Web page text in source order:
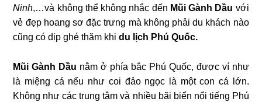
Ninh,…và không thể không nhắc đến Mũi Gành Dầu với
vẻ đẹp hoang sơ đặc trưng mà không phải du khách nào
cũng có dịp ghé thăm khidu lịch Phú Quốc.
Mũi Gành Dầu nằm ở phía bắc Phú Quốc, được ví như
là miệng cá nếu như coi đảo ngọc là một con cá lớn.
Không như các trung tâm và nhiều bãi biển nổi tiếng Phú